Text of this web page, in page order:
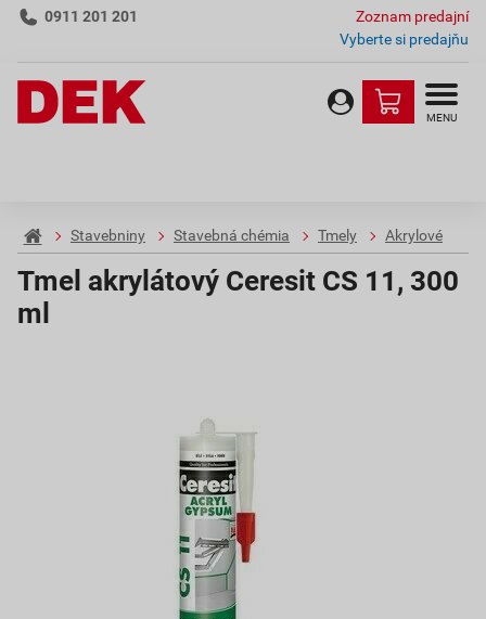
0911 201 201
Zoznam predajní
Vyberte si predajňu
MENU
Stavebniny Stavebná chémia Tmely Akrylové
Tmel akrylátový Ceresit CS 11, 300
ml